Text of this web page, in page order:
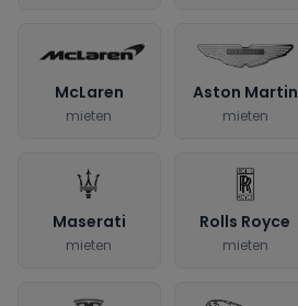
McLaren
mieten
Aston Martin
mieten
Maserati
mieten
Rolls Royce
mieten